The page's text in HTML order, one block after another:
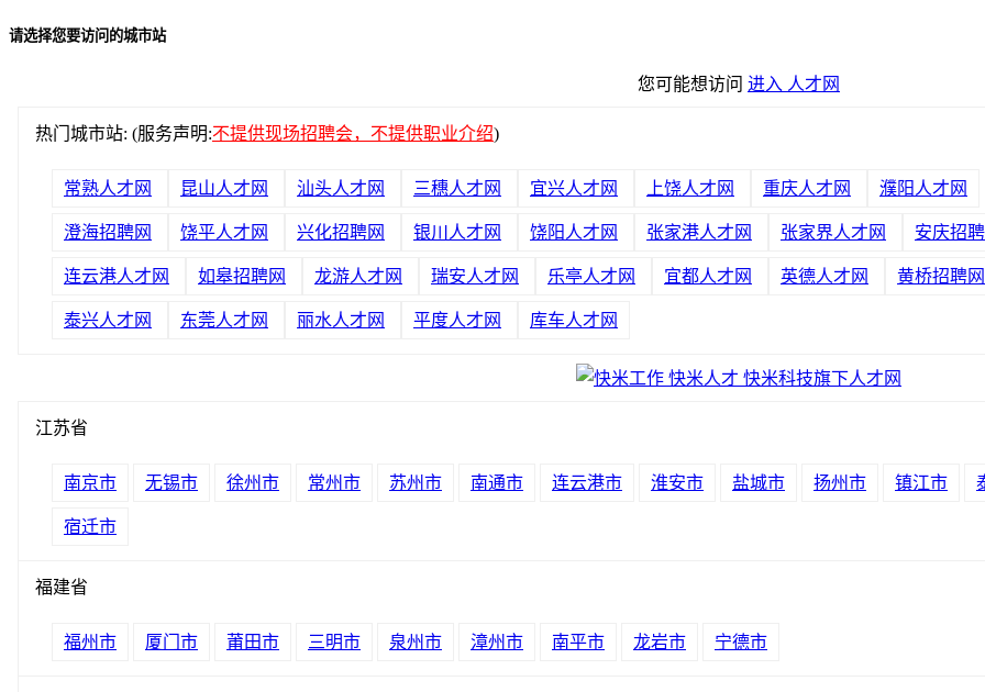
请选择您要访问的城市站
您可能想访问 进入 人才网
热门城市站: (服务声明:不提供现场招聘会，不提供职业介绍)
常熟人才网 昆山人才网 汕头人才网 三穗人才网 宜兴人才网 上饶人才网 重庆人才网 濮阳人才网
澄海招聘网 饶平人才网 兴化招聘网 银川人才网 饶阳人才网 张家港人才网 张家界人才网 安庆招
连云港人才网 如皋招聘网 龙游人才网 瑞安人才网 乐亭人才网 宜都人才网 英德人才网 黄桥招聘网
泰兴人才网 东莞人才网 丽水人才网 平度人才网 库车人才网
江苏省
南京市 无锡市 徐州市 常州市 苏州市 南通市 连云港市 淮安市 盐城市 扬州市 镇江市
宿迁市
福建省
福州市 厦门市 莆田市 三明市 泉州市 漳州市 南平市 龙岩市 宁德市